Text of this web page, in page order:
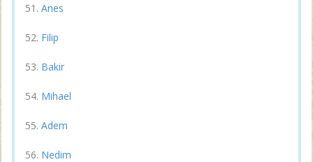
Anes
Filip
Bakir
Mihael
Adem
Nedim